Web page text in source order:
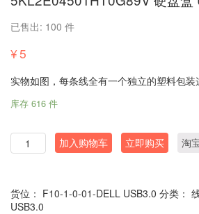
已售出: 100 件
¥5
实物如图，每条线全有一个独立的塑料包装
库存 616 件
数
量
加入购物车 立即购买 淘
货位： F10-1-0-01-DELL USB3.0 分类：
USB3.0